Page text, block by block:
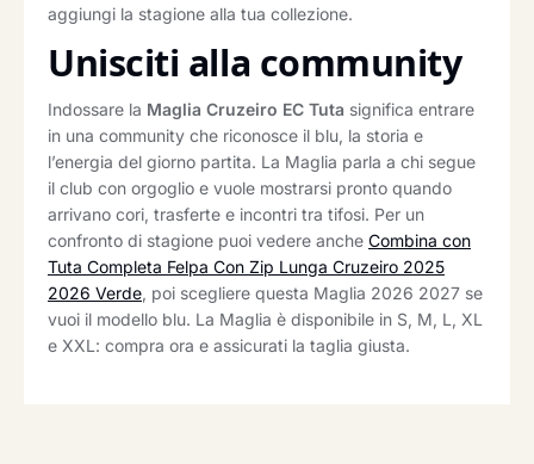
aggiungi la stagione alla tua collezione.
Unisciti alla community
Indossare la Maglia Cruzeiro EC Tuta significa entrare
in una community che riconosce il blu, la storia e
l’energia del giorno partita. La Maglia parla a chi segue
il club con orgoglio e vuole mostrarsi pronto quando
arrivano cori, trasferte e incontri tra tifosi. Per un
confronto di stagione puoi vedere anche Combina con
Tuta Completa Felpa Con Zip Lunga Cruzeiro 2025
2026 Verde, poi scegliere questa Maglia 2026 2027 se
vuoi il modello blu. La Maglia è disponibile in S, M, L, XL
e XXL: compra ora e assicurati la taglia giusta.